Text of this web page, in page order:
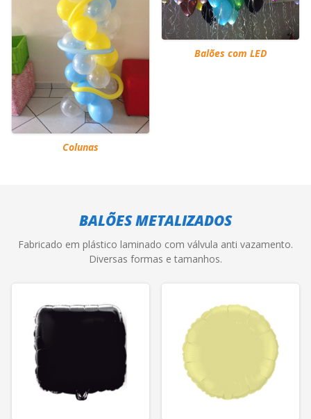
Colunas
Balões com LED
BALÕES METALIZADOS
Fabricado em plástico laminado com válvula anti vazamento.
Diversas formas e tamanhos.